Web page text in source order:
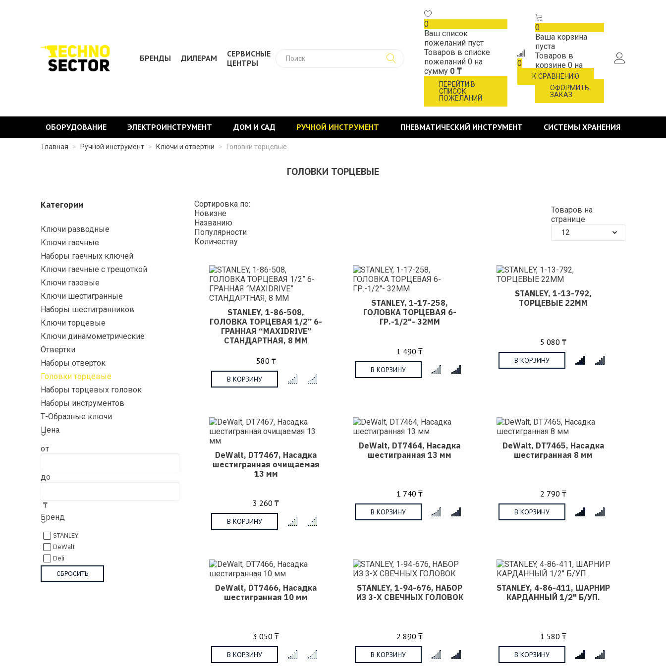
БРЕНДЫ ДИЛЕРАМ
СЕРВИСНЫЕ
ЦЕНТРЫ
0
Ваш список
пожеланий пуст
Товаров в списке
пожеланий 0 на
сумму 0 ₸
ПЕРЕЙТИ В
СПИСОК
ПОЖЕЛАНИЙ
0
К СРАВНЕНИЮ
0
Ваша корзина
пуста
Товаров в
корзине 0 на
сумму0 ₸
ОФОРМИТЬ
ЗАКАЗ
ОБОРУДОВАНИЕ ЭЛЕКТРОИНСТРУМЕНТ ДОМ И САД РУЧНОЙ ИНСТРУМЕНТ ПНЕВМАТИЧЕСКИЙ ИНСТРУМЕНТ СИСТЕМЫ ХРАНЕНИЯ
Главная > Ручной инструмент > Ключи и отвертки > Головки торцевые
ГОЛОВКИ ТОРЦЕВЫЕ
Категории
Ключи разводные
Ключи гаечные
Наборы гаечных ключей
Ключи гаечные с трещоткой
Ключи газовые
Ключи шестигранные
Наборы шестигранников
Ключи торцевые
Ключи динамометрические
Отвертки
Наборы отверток
Головки торцевые
Наборы торцевых головок
Наборы инструментов
Т-Образные ключи
Цена
от
до
₸
Бренд
STANLEY
DeWalt
Deli
Сортировка по:
Новизне
Названию
Популярности
Количеству
Товаров на
странице
12
STANLEY, 1-86-508,
ГОЛОВКА ТОРЦЕВАЯ 1/2” 6-
ГРАННАЯ “MAXIDRIVE”
СТАНДАРТНАЯ, 8 ММ
580 ₸
В КОРЗИНУ
STANLEY, 1-17-258,
ГОЛОВКА ТОРЦЕВАЯ 6-
ГР.-1/2"- 32MM
1 490 ₸
В КОРЗИНУ
STANLEY, 1-13-792,
ТОРЦЕВЫЕ 22ММ
5 080 ₸
В КОРЗИНУ
DeWalt, DT7467, Насадка
шестигранная очищаемая
13 мм
3 260 ₸
В КОРЗИНУ
DeWalt, DT7464, Насадка
шестигранная 13 мм
1 740 ₸
В КОРЗИНУ
DeWalt, DT7465, Насадка
шестигранная 8 мм
2 790 ₸
В КОРЗИНУ
DeWalt, DT7466, Насадка
шестигранная 10 мм
3 050 ₸
В КОРЗИНУ
STANLEY, 1-94-676, НАБОР
ИЗ 3-Х СВЕЧНЫХ ГОЛОВОК
2 890 ₸
В КОРЗИНУ
STANLEY, 4-86-411, ШАРНИР
КАРДАННЫЙ 1/2" Б/УП.
1 580 ₸
В КОРЗИНУ